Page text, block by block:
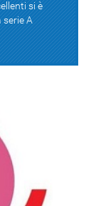
si è
A